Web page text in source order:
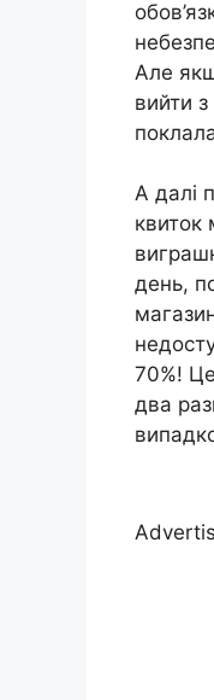
Але
вийти
А далі
квиток
день,
70%!
два